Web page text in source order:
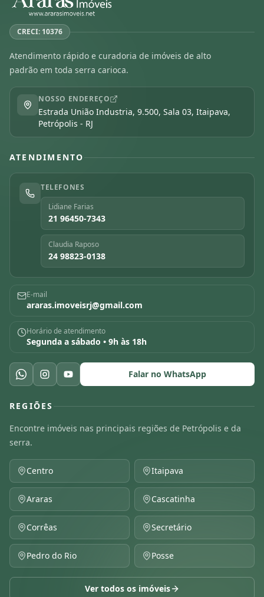
CRECI: 10376
Atendimento rápido e curadoria de imóveis de alto
padrão em toda serra carioca.
NOSSO ENDEREÇO
Estrada União Industria, 9.500, Sala 03, Itaipava,
Petrópolis - RJ
ATENDIMENTO
TELEFONES
Lidiane Farias
21 96450-7343
Claudia Raposo
24 98823-0138
E-mail
araras.imoveisrj@gmail.com
Horário de atendimento
Segunda a sábado • 9h às 18h
Falar no WhatsApp
REGIÕES
Encontre imóveis nas principais regiões de Petrópolis e da
serra.
Centro Itaipava
Araras Cascatinha
Corrêas Secretário
Pedro do Rio Posse
Ver todos os imóveis